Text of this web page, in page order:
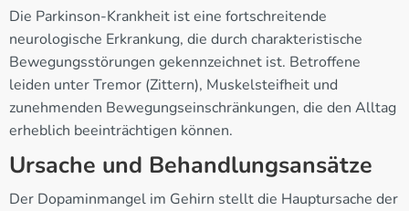
Die Parkinson-Krankheit ist eine fortschreitende
neurologische Erkrankung, die durch charakteristische
Bewegungsstörungen gekennzeichnet ist. Betroffene
leiden unter Tremor (Zittern), Muskelsteifheit und
zunehmenden Bewegungseinschränkungen, die den Alltag
erheblich beeinträchtigen können.
Ursache und Behandlungsansätze
Der Dopaminmangel im Gehirn stellt die Hauptursache der